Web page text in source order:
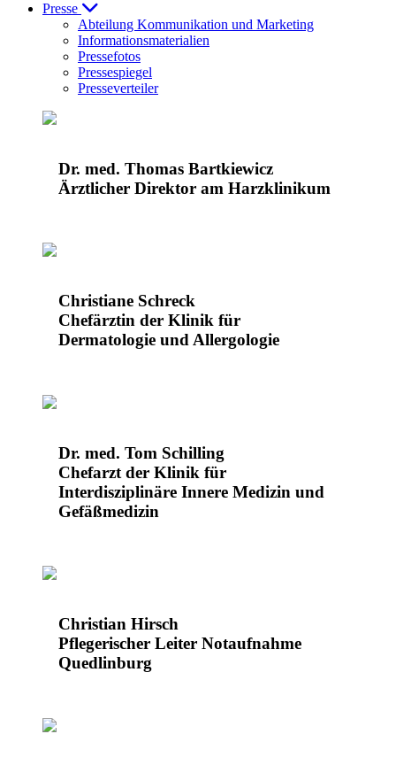
Presse
Abteilung Kommunikation und Marketing
Informationsmaterialien
Pressefotos
Pressespiegel
Presseverteiler
Dr. med. Thomas Bartkiewicz
Ärztlicher Direktor am Harzklinikum
Christiane Schreck
Chefärztin der Klinik für
Dermatologie und Allergologie
Dr. med. Tom Schilling
Chefarzt der Klinik für
Interdisziplinäre Innere Medizin und
Gefäßmedizin
Christian Hirsch
Pflegerischer Leiter Notaufnahme
Quedlinburg